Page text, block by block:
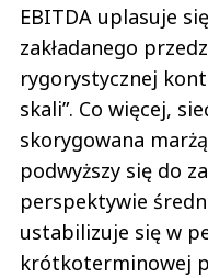
EBITDA uplasuje
zakładanego
rygorystycznej
skali”. Co więcej,
skorygowana
podwyższy się do
perspektywie
ustabilizuje się w
krótkoterminowej